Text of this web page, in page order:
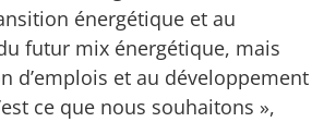
énergétique et au
futur mix énergétique, mais
d’emplois et au développement
ce que nous souhaitons »,